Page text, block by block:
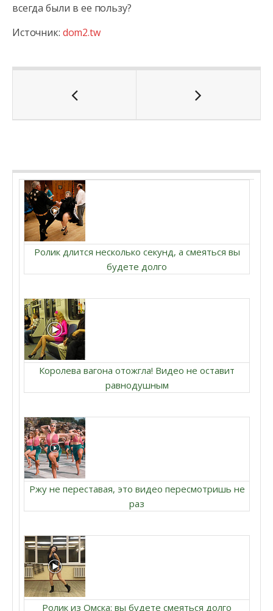
всегда были в ее пользу?
Источник: dom2.tw
Ролик длится несколько секунд, а смеяться вы
будете долго
Королева вагона отожгла! Видео не оставит
равнодушным
Ржу не переставая, это видео пересмотришь не
раз
Ролик из Омска: вы будете смеяться долго